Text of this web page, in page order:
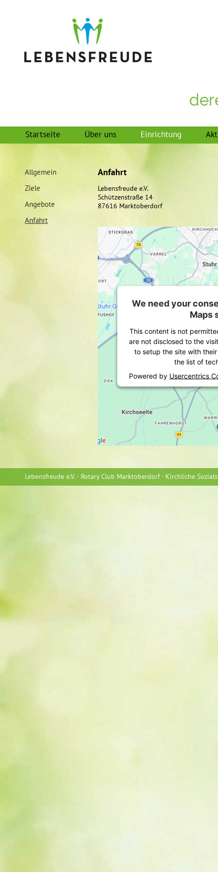
Startseite Über uns Einrichtung
Allgemein
Ziele
Angebote
Anfahrt
Anfahrt
Lebensfreude e.V.
Schützenstraße 14
87616 Marktoberdorf
We need your
Maps
This content is not
are not disclosed to the
to setup the site with
the list of
Powered by Usercentrics
Lebensfreude e.V. · Rotary Club Marktoberdorf · Kirchliche